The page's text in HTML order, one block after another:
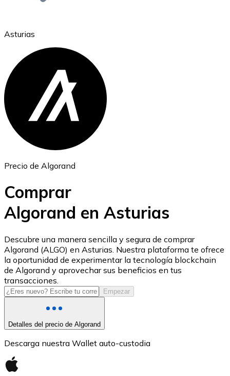
Ethereum
ETH
USD Coin
USDC
Asturias
Precio de Algorand
Comprar
Algorand en Asturias
Descubre una manera sencilla y segura de comprar
Algorand (ALGO) en Asturias. Nuestra plataforma te ofrece
la oportunidad de experimentar la tecnología blockchain
de Algorand y aprovechar sus beneficios en tus
transacciones.
Empezar
Detalles del precio de Algorand
Descarga nuestra Wallet auto-custodia